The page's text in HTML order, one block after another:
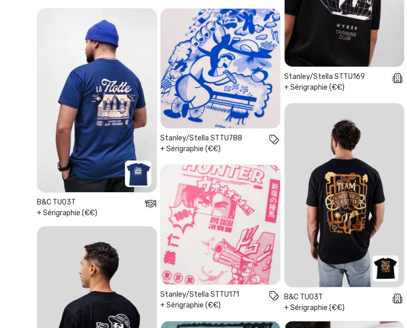
Stanley/Stella STTU169
+ Sérigraphie (€€)
B&C TU03T
+ Sérigraphie (€€)
Stanley/Stella STTU788
+ Sérigraphie (€€)
B&C TU03T
+ Sérigraphie (€€)
Stanley/Stella STTU171
+ Sérigraphie (€€)